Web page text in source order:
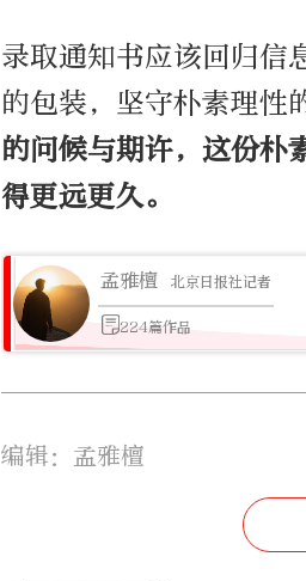
录取通知书应该回归信
的包装，坚守朴素理性
的问候与期许，这份朴
得更远更久。
孟雅檀 北京日报社记者
224篇作品
编辑：孟雅檀